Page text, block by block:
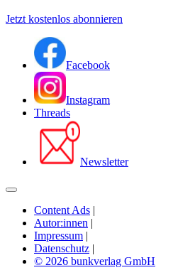
Jetzt kostenlos abonnieren
Facebook
Instagram
Threads
Newsletter
Content Ads
Autor:innen
Impressum
Datenschutz
© 2026 bunkverlag GmbH